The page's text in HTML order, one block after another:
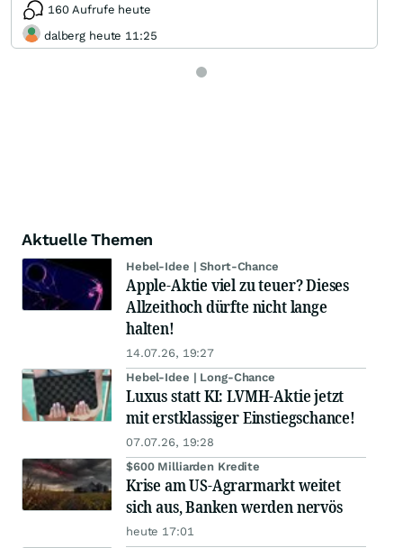
160 Aufrufe heute
dalberg heute 11:25
Aktuelle Themen
Hebel-Idee | Short-Chance
Apple-Aktie viel zu teuer? Dieses
Allzeithoch dürfte nicht lange
halten!
14.07.26, 19:27
Hebel-Idee | Long-Chance
Luxus statt KI: LVMH-Aktie jetzt
mit erstklassiger Einstiegschance!
07.07.26, 19:28
$600 Milliarden Kredite
Krise am US-Agrarmarkt weitet
sich aus, Banken werden nervös
heute 17:01